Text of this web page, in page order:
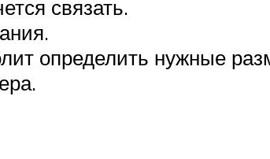
связать.
определить нужные